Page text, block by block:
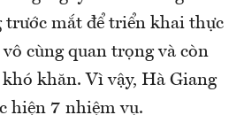
trước mắt để triển khai thực
cùng quan trọng và còn
khăn. Vì vậy, Hà Giang
hiện 7 nhiệm vụ.